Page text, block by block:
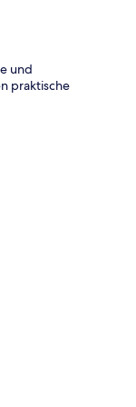
und
praktische